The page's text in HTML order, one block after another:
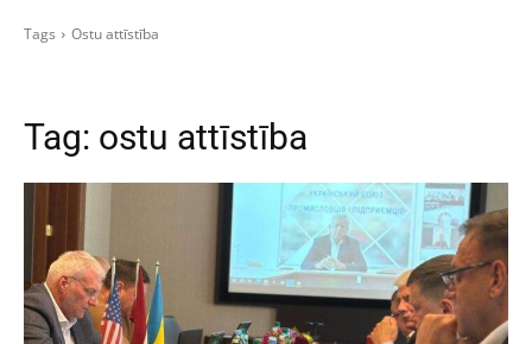
Tags Ostu attīstība
Tag: ostu attīstība